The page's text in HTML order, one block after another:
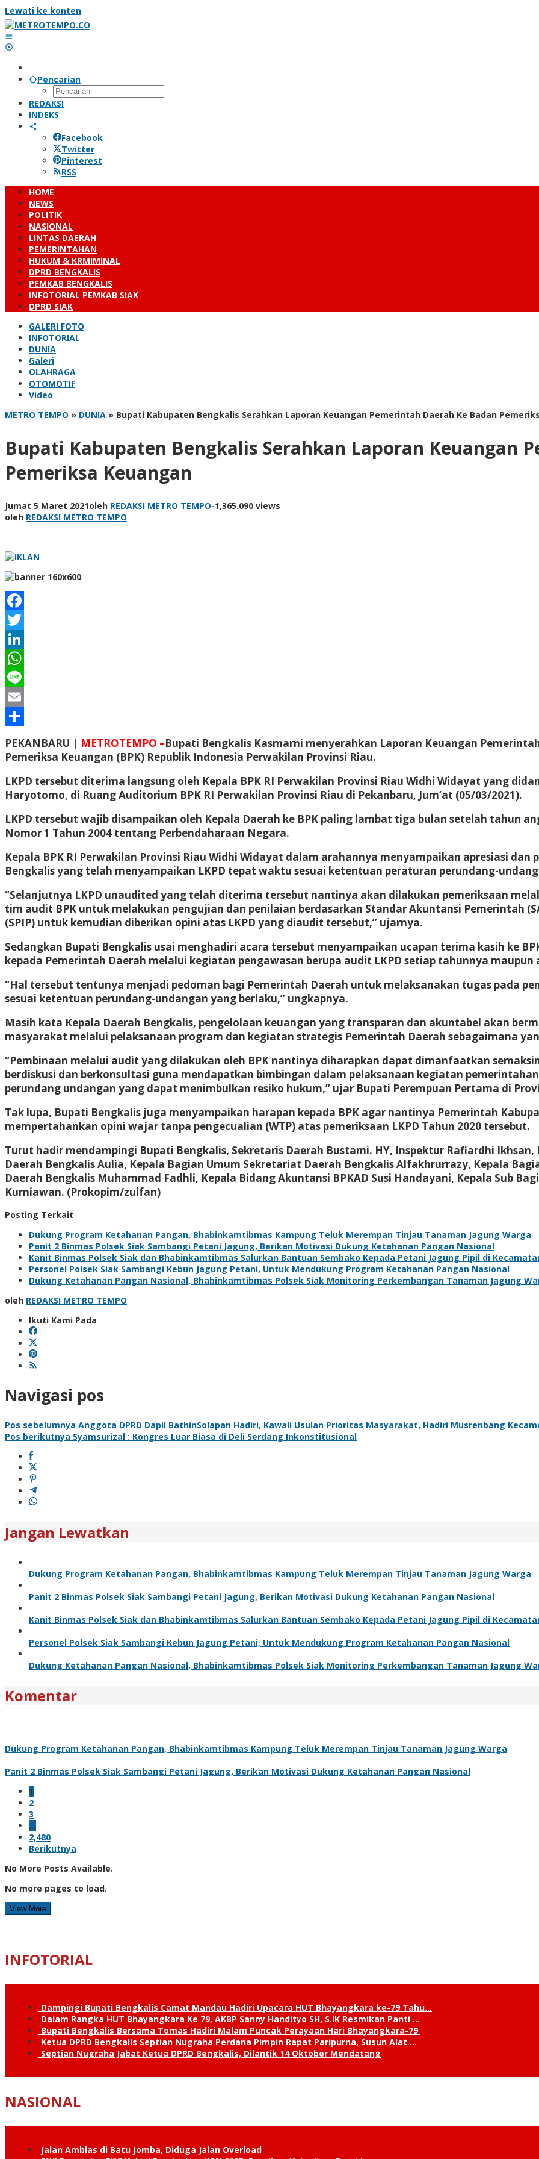
Lewati ke konten
Pencarian
REDAKSI
INDEKS
Facebook
Twitter
Pinterest
RSS
HOME
NEWS
POLITIK
NASIONAL
LINTAS DAERAH
PEMERINTAHAN
HUKUM & KRMIMINAL
DPRD BENGKALIS
PEMKAB BENGKALIS
INFOTORIAL PEMKAB SIAK
DPRD SIAK
GALERI FOTO
INFOTORIAL
DUNIA
Galeri
OLAHRAGA
OTOMOTIF
Video
METRO TEMPO » DUNIA » Bupati Kabupaten Bengkalis Serahkan Laporan Keuangan Pemerintah Daerah Ke Badan
Bupati Kabupaten Bengkalis Serahkan Laporan Keuangan
Pemeriksa Keuangan
Jumat 5 Maret 2021oleh REDAKSI METRO TEMPO-1,365.090 views
oleh REDAKSI METRO TEMPO
Facebook
Twitter
LinkedIn
WhatsApp
Line
Email
PEKANBARU | METROTEMPO –Bupati Bengkalis Kasmarni menyerahkan Laporan Keuangan
Pemeriksa Keuangan (BPK) Republik Indonesia Perwakilan Provinsi Riau.
LKPD tersebut diterima langsung oleh Kepala BPK RI Perwakilan Provinsi Riau Widhi Widayat yang
Haryotomo, di Ruang Auditorium BPK RI Perwakilan Provinsi Riau di Pekanbaru, Jum’at (05/03/2021).
LKPD tersebut wajib disampaikan oleh Kepala Daerah ke BPK paling lambat tiga bulan setelah tahun
Nomor 1 Tahun 2004 tentang Perbendaharaan Negara.
Kepala BPK RI Perwakilan Provinsi Riau Widhi Widayat dalam arahannya menyampaikan apresiasi
Bengkalis yang telah menyampaikan LKPD tepat waktu sesuai ketentuan peraturan perundang-
“Selanjutnya LKPD unaudited yang telah diterima tersebut nantinya akan dilakukan pemeriksaan
tim audit BPK untuk melakukan pengujian dan penilaian berdasarkan Standar Akuntansi Pemerintah
(SPIP) untuk kemudian diberikan opini atas LKPD yang diaudit tersebut,” ujarnya.
Sedangkan Bupati Bengkalis usai menghadiri acara tersebut menyampaikan ucapan terima kasih ke
kepada Pemerintah Daerah melalui kegiatan pengawasan berupa audit LKPD setiap tahunnya
“Hal tersebut tentunya menjadi pedoman bagi Pemerintah Daerah untuk melaksanakan tugas pada
sesuai ketentuan perundang-undangan yang berlaku,” ungkapnya.
Masih kata Kepala Daerah Bengkalis, pengelolaan keuangan yang transparan dan akuntabel akan
masyarakat melalui pelaksanaan program dan kegiatan strategis Pemerintah Daerah sebagaimana
“Pembinaan melalui audit yang dilakukan oleh BPK nantinya diharapkan dapat dimanfaatkan
berdiskusi dan berkonsultasi guna mendapatkan bimbingan dalam pelaksanaan kegiatan
perundang undangan yang dapat menimbulkan resiko hukum,” ujar Bupati Perempuan Pertama di
Tak lupa, Bupati Bengkalis juga menyampaikan harapan kepada BPK agar nantinya Pemerintah
mempertahankan opini wajar tanpa pengecualian (WTP) atas pemeriksaan LKPD Tahun 2020 tersebut.
Turut hadir mendampingi Bupati Bengkalis, Sekretaris Daerah Bustami. HY, Inspektur Rafiardhi
Daerah Bengkalis Aulia, Kepala Bagian Umum Sekretariat Daerah Bengkalis Alfakhrurrazy, Kepala
Daerah Bengkalis Muhammad Fadhli, Kepala Bidang Akuntansi BPKAD Susi Handayani, Kepala Sub
Kurniawan. (Prokopim/zulfan)
Posting Terkait
Dukung Program Ketahanan Pangan, Bhabinkamtibmas Kampung Teluk Merempan Tinjau Tanaman Jagung Warga
Panit 2 Binmas Polsek Siak Sambangi Petani Jagung, Berikan Motivasi Dukung Ketahanan Pangan Nasional
Kanit Binmas Polsek Siak dan Bhabinkamtibmas Salurkan Bantuan Sembako Kepada Petani Jagung Pipil di
Personel Polsek Siak Sambangi Kebun Jagung Petani, Untuk Mendukung Program Ketahanan Pangan Nasional
Dukung Ketahanan Pangan Nasional, Bhabinkamtibmas Polsek Siak Monitoring Perkembangan Tanaman Jagung
oleh REDAKSI METRO TEMPO
Ikuti Kami Pada
Navigasi pos
Pos sebelumnya Anggota DPRD Dapil BathinSolapan Hadiri, Kawali Usulan Prioritas Masyarakat, Hadiri Musrenbang
Pos berikutnya Syamsurizal : Kongres Luar Biasa di Deli Serdang Inkonstitusional
Jangan Lewatkan
Dukung Program Ketahanan Pangan, Bhabinkamtibmas Kampung Teluk Merempan Tinjau Tanaman Jagung Warga
Panit 2 Binmas Polsek Siak Sambangi Petani Jagung, Berikan Motivasi Dukung Ketahanan Pangan Nasional
Kanit Binmas Polsek Siak dan Bhabinkamtibmas Salurkan Bantuan Sembako Kepada Petani Jagung Pipil di
Personel Polsek Siak Sambangi Kebun Jagung Petani, Untuk Mendukung Program Ketahanan Pangan Nasional
Dukung Ketahanan Pangan Nasional, Bhabinkamtibmas Polsek Siak Monitoring Perkembangan Tanaman Jagung
Komentar
Dukung Program Ketahanan Pangan, Bhabinkamtibmas Kampung Teluk Merempan Tinjau Tanaman Jagung Warga
Panit 2 Binmas Polsek Siak Sambangi Petani Jagung, Berikan Motivasi Dukung Ketahanan Pangan Nasional
1
2
3
…
2,480
Berikutnya
No More Posts Available.
No more pages to load.
View More
INFOTORIAL
Dampingi Bupati Bengkalis Camat Mandau Hadiri Upacara HUT Bhayangkara ke-79 Tahu…
Dalam Rangka HUT Bhayangkara Ke 79, AKBP Sanny Handityo SH, S.IK Resmikan Panti …
Bupati Bengkalis Bersama Tomas Hadiri Malam Puncak Perayaan Hari Bhayangkara-79
Ketua DPRD Bengkalis Septian Nugraha Perdana Pimpin Rapat Paripurna, Susun Alat …
Septian Nugraha Jabat Ketua DPRD Bengkalis, Dilantik 14 Oktober Mendatang
NASIONAL
Jalan Amblas di Batu Jomba, Diduga Jalan Overload